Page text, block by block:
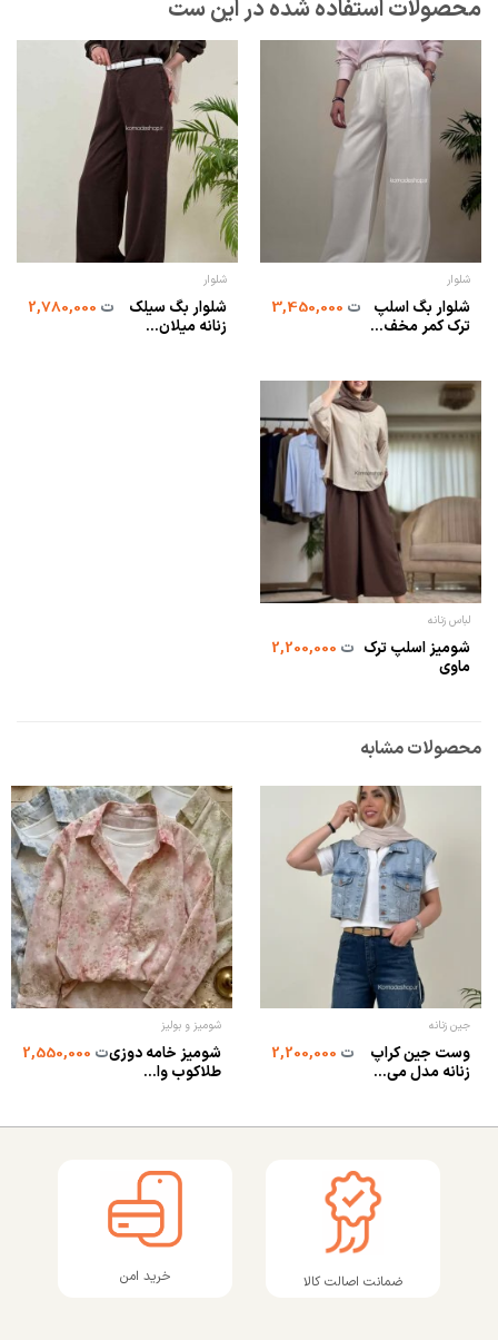
شلوار
شلوار بگ اسلپ
ترک کمر مخف...
ت3,450,000
شلوار
شلوار بگ سیلک
زنانه میلان...
ت2,780,000
لباس زنانه
شومیز اسلپ ترک
ماوی
ت2,200,000
محصولات مشابه
جین زنانه
وست جین کراپ
زنانه مدل می...
ت2,200,000
شومیز و بولیز
شومیز خامه دوزی
طلاکوب وا...
ت2,550,000
ضمانت اصالت کالا خرید امن